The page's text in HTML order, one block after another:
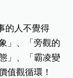
的人不覺得
」、「旁觀的
」、「霸凌變
值觀循環！